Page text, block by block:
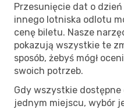
Przesunięcie dat o
innego lotniska odlotu
cenę biletu. Nasze
pokazują wszystkie te
sposób, żebyś mógł
swoich potrzeb.
Gdy wszystkie
jednym miejscu, wybór